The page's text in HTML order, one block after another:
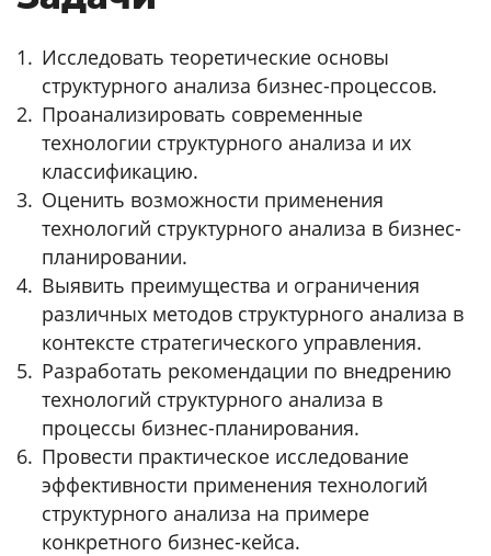
Исследовать теоретические основы
структурного анализа бизнес-процессов.
Проанализировать современные
технологии структурного анализа и их
классификацию.
Оценить возможности применения
технологий структурного анализа в бизнес-
планировании.
Выявить преимущества и ограничения
различных методов структурного анализа в
контексте стратегического управления.
Разработать рекомендации по внедрению
технологий структурного анализа в
процессы бизнес-планирования.
Провести практическое исследование
эффективности применения технологий
структурного анализа на примере
конкретного бизнес-кейса.